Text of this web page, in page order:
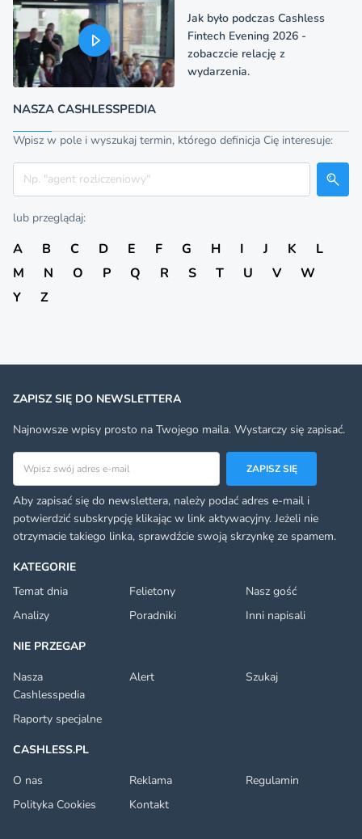
Jak było podczas Cashless
Fintech Evening 2026 -
zobaczcie relację z
wydarzenia.
NASZA CASHLESSPEDIA
Wpisz w pole i wyszukaj termin, którego definicja Cię interesuje:
Szukaj
lub przeglądaj:
A B C D E F G H I J K
L
M
N O P Q R S T U V
W
Y
Z
KATEGORIE
Temat dnia
Felietony
Nasz gość
Analizy
Poradniki
Inni napisali
NIE PRZEGAP
Nasza
Cashlesspedia
Alert Szukaj
Raporty specjalne
CASHLESS.PL
O nas
Reklama
Regulamin
Polityka Cookies
Kontakt
ZAPISZ SIĘ DO NEWSLETTERA
Najnowsze wpisy prosto na Twojego maila. Wystarczy się zapisać.
ZAPISZ SIĘ
Aby zapisać się do newslettera, należy podać adres e-mail i
potwierdzić subskrypcję klikając w link aktywacyjny. Jeżeli nie
otrzymacie takiego linka, sprawdźcie swoją skrzynkę ze spamem.